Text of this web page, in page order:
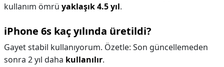
kullanım ömrü yaklaşık 4.5 yıl.
iPhone 6s kaç yılında üretildi?
Gayet stabil kullanıyorum. Özetle: Son güncellemeden
sonra 2 yıl daha kullanılır.